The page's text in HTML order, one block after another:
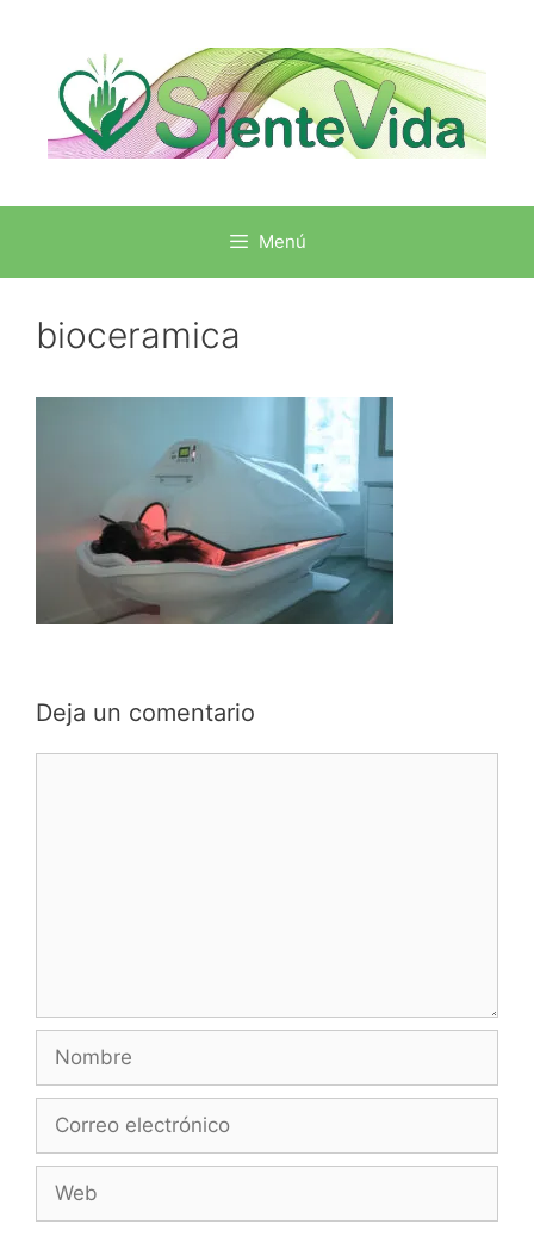
Menú
bioceramica
Deja un comentario